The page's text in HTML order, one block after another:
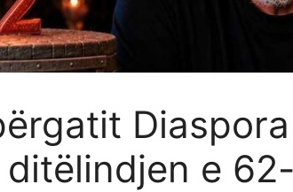
ditëlindjen e